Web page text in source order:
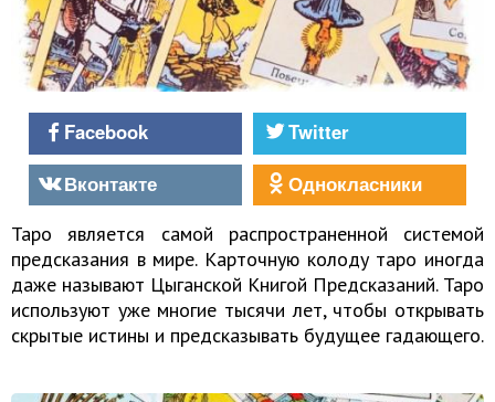
Facebook
Twitter
Вконтакте
Однокласники
Таро является самой распространенной системой
предсказания в мире. Карточную колоду таро иногда
даже называют Цыганской Книгой Предсказаний. Таро
используют уже многие тысячи лет, чтобы открывать
скрытые истины и предсказывать будущее гадающего.